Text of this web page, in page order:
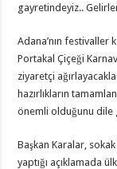
gayretindeyiz..
Adana’nın festivaller
Portakal Çiçeği
ziyaretçi
hazırlıkların
önemli olduğunu dile
Başkan Karalar,
yaptığı açıklamada